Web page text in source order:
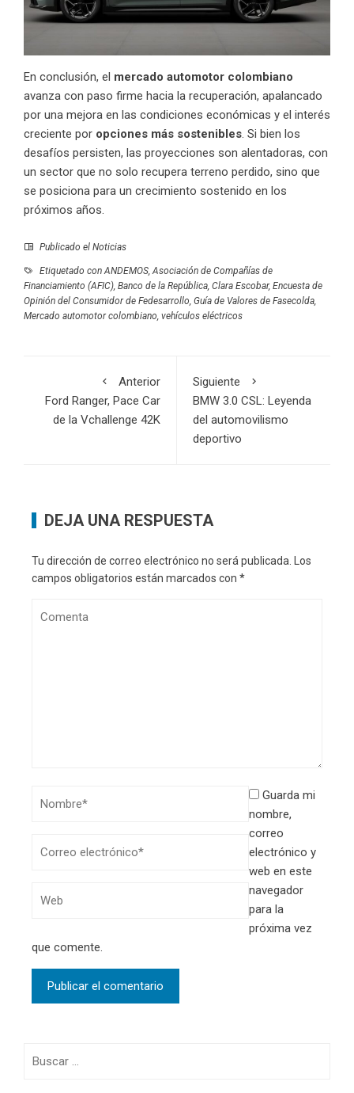
En conclusión, el mercado automotor colombiano
avanza con paso firme hacia la recuperación, apalancado
por una mejora en las condiciones económicas y el interés
creciente por opciones más sostenibles. Si bien los
desafíos persisten, las proyecciones son alentadoras, con
un sector que no solo recupera terreno perdido, sino que
se posiciona para un crecimiento sostenido en los
próximos años.
Publicado el Noticias
Etiquetado conANDEMOS,Asociación de Compañías de
Financiamiento (AFIC), Banco de la República, Clara Escobar, Encuesta de
Opinión del Consumidor de Fedesarrollo, Guía de Valores de Fasecolda,
Mercado automotor colombiano, vehículos eléctricos
Anterior
Ford Ranger, Pace Car
de la Vchallenge 42K
Siguiente
BMW 3.0 CSL: Leyenda
del automovilismo
deportivo
DEJA UNA RESPUESTA
Tu dirección de correo electrónico no será publicada. Los
campos obligatorios están marcados con *
Guarda mi
nombre,
correo
electrónico y
web en este
navegador
para la
próxima vez
que comente.